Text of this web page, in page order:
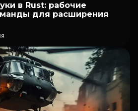
в Rust: рабочие
для расширения